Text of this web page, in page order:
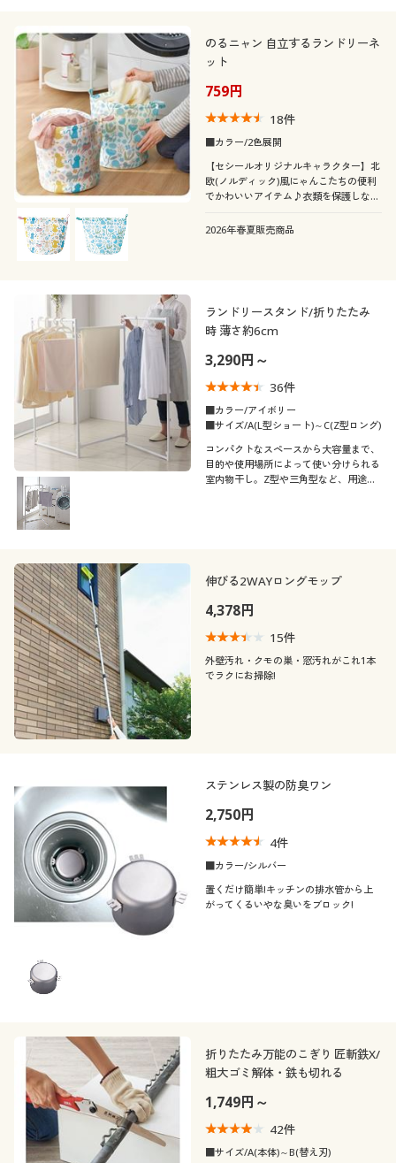
のるニャン 自立するランドリーネ
ット
759円
18件
■カラー/2色展開
【セシールオリジナルキャラクター】北
欧(ノルディック)風にゃんこたちの便利
でかわいいアイテム♪衣類を保護しなが
素材のランドリーネットです。自立する
2026年春夏販売商品
ランドリースタンド/折りたたみ
時 薄さ約6cm
3,290円～
36件
■カラー/アイボリー
■サイズ/A(L型ショート)～C(Z型ロング)
コンパクトなスペースから大容量まで、
目的や使用場所によって使い分けられる
室内物干し。Z型や三角型など、用途に
伸びる2WAYロングモップ
4,378円
15件
外壁汚れ・クモの巣・窓汚れがこれ1本
でラクにお掃除!
ステンレス製の防臭ワン
2,750円
4件
■カラー/シルバー
置くだけ簡単!キッチンの排水管から上
がってくるいやな臭いをブロック!
折りたたみ万能のこぎり 匠斬鉄X/
粗大ゴミ解体・鉄も切れる
1,749円～
42件
■サイズ/A(本体)～B(替え刃)